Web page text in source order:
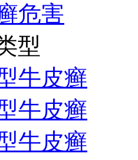
危害
型
牛皮癣
牛皮癣
牛皮癣